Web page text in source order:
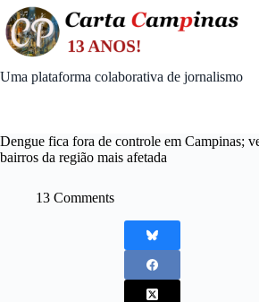
Skip
to
content
Uma plataforma colaborativa de jornalismo
Dengue fica fora de controle em Campinas;
bairros da região mais afetada
13 Comments